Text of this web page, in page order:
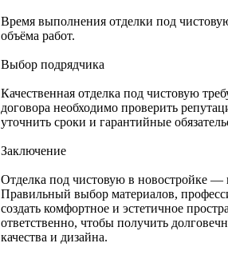
Время выполнения отделки под
объёма работ.
Выбор подрядчика
Качественная отделка под чистовую
договора необходимо проверить
уточнить сроки и гарантийные
Заключение
Отделка под чистовую в новостройке —
Правильный выбор материалов,
создать комфортное и эстетичное
ответственно, чтобы получить
качества и дизайна.